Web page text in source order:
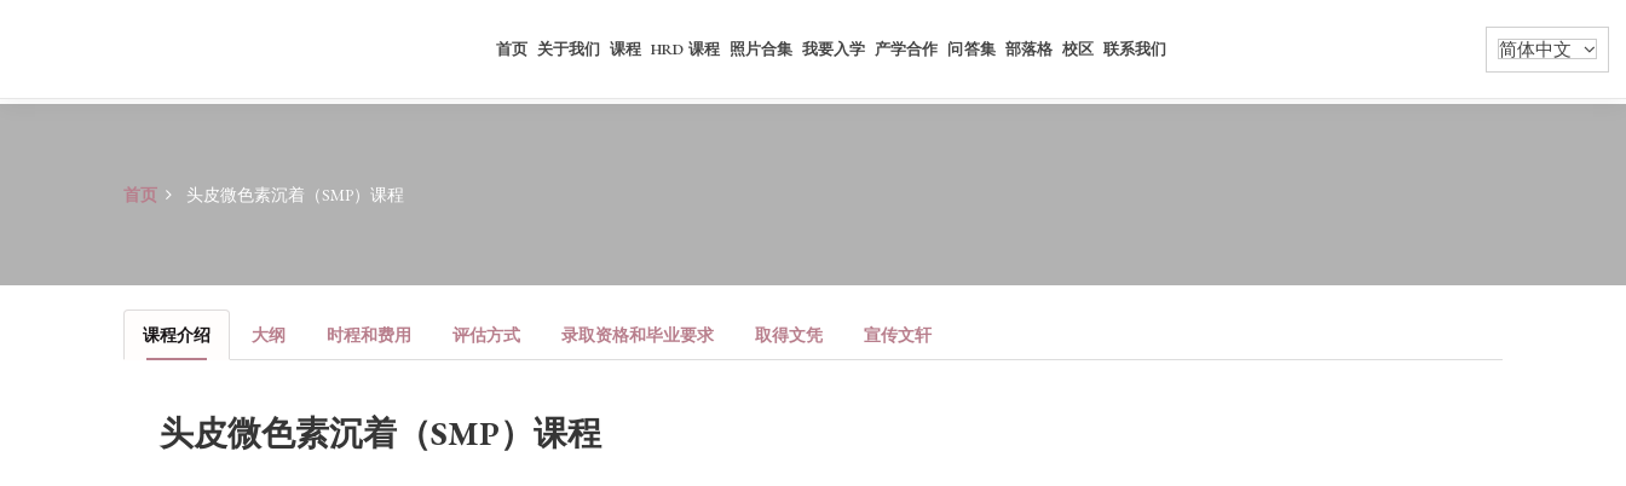
首页 关于我们 课程 HRD 课程 照片合集 我要入学 产学合作 问答集 部落格 校区 联系我们 简体中文
首页 头皮微色素沉着（SMP）课程
课程介绍 大纲 时程和费用 评估方式 录取资格和毕业要求 取得文凭 宣传文轩
头皮微色素沉着（SMP）课程